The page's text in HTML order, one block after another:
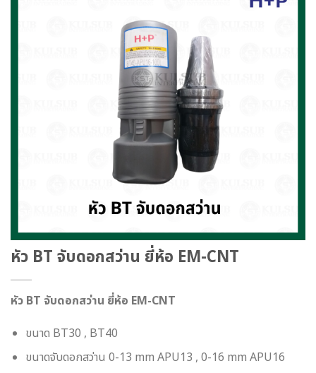
หัว BT จับดอกสว่าน ยี่ห้อ EM-CNT
หัว BT จับดอกสว่าน ยี่ห้อ EM-CNT
ขนาด BT30 , BT40
ขนาดจับดอกสว่าน 0-13 mm APU13 , 0-16 mm APU16